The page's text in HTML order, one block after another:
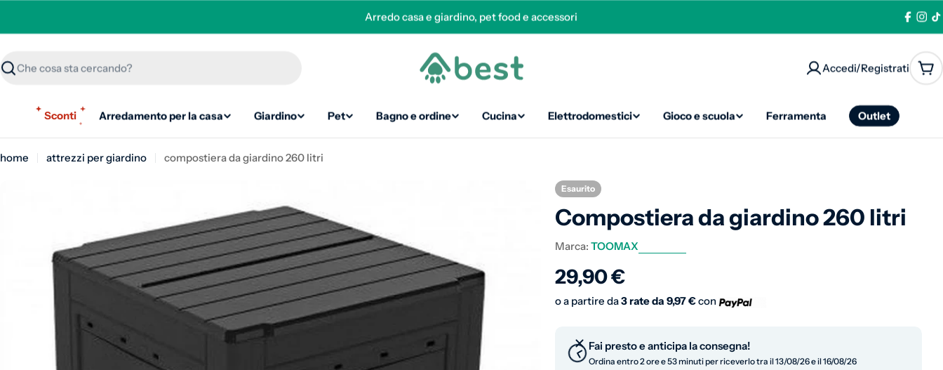
Arredo casa e giardino, pet food e accessori
Ricerca
Accedi/Registrati
Sconti Arredamento per la casa Giardino Pet Bagno e ordine Cucina Elettrodomestici Gioco e scuola Ferramenta Outlet
home attrezzi per giardino compostiera da giardino 260 litri
Esaurito
Compostiera da giardino 260 litri
Marca: TOOMAX
Prezzo normale
29,90 €
o a partire da3 rate da9,97 €con
Fai presto e anticipa la consegna!
Ordina entro 2 ore e 53 minuti per riceverlo tra il 13/08/26 e il 16/08/26